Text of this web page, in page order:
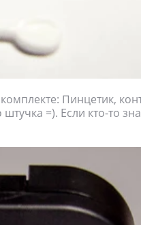
Пинцетик,
=). Если кто-то